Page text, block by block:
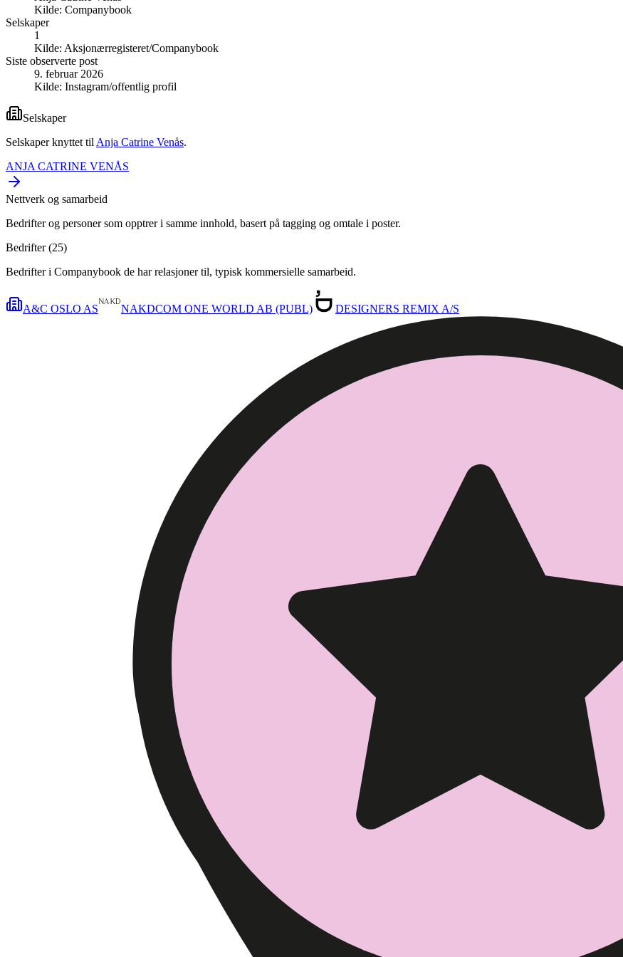
Kilde: Companybook
Selskaper
1
Kilde: Aksjonærregisteret/Companybook
Siste observerte post
9. februar 2026
Kilde: Instagram/offentlig profil
Selskaper
Selskaper knyttet til Anja Catrine Venås.
ANJA CATRINE VENÅS
Nettverk og samarbeid
Bedrifter og personer som opptrer i samme innhold, basert på tagging og omtale i poster.
Bedrifter (25)
Bedrifter i Companybook de har relasjoner til, typisk kommersielle samarbeid.
A&C OSLO AS NAKDCOM ONE WORLD AB (PUBL) DESIGNERS REMIX A/S